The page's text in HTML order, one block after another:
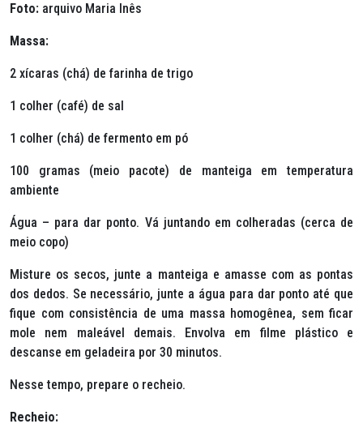
Foto: arquivo Maria Inês
Massa:
2 xícaras (chá) de farinha de trigo
1 colher (café) de sal
1 colher (chá) de fermento em pó
100 gramas (meio pacote) de manteiga em temperatura
ambiente
Água – para dar ponto. Vá juntando em colheradas (cerca de
meio copo)
Misture os secos, junte a manteiga e amasse com as pontas
dos dedos. Se necessário, junte a água para dar ponto até que
fique com consistência de uma massa homogênea, sem ficar
mole nem maleável demais. Envolva em filme plástico e
descanse em geladeira por 30 minutos.
Nesse tempo, prepare o recheio.
Recheio: